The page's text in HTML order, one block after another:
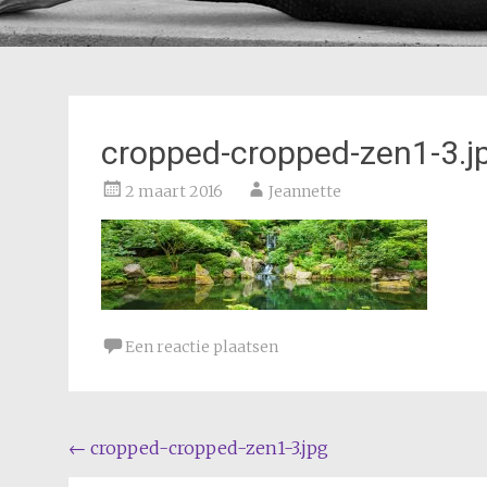
cropped-cropped-zen1-
2 maart 2016 Jeannette
Een reactie plaatsen
Bericht
← cropped-cropped-zen1-3.jpg